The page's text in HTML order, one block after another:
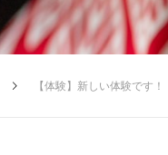
【体験】新しい体験です！